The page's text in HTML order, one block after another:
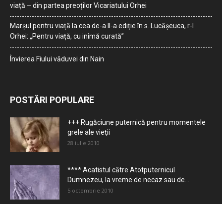
viață – din partea preoților Vicariatului Orhei
Marșul pentru viață la cea de-a II-a ediție în s. Lucășeuca, r-l
Orhei: „Pentru viață, cu inimă curată”
Învierea Fiului văduvei din Nain
POSTĂRI POPULARE
+++ Rugăciune puternică pentru momentele
grele ale vieţii
28 iulie 2010
**** Acatistul către Atotputernicul
Dumnezeu, la vreme de necaz sau de...
5 octombrie 2010